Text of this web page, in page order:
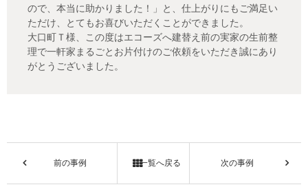
ので、本当に助かりました！」と、仕上がりにもご満足い
ただけ、とてもお喜びいただくことができました。
大口町Ｔ様、この度はエコーズへ建替え前の実家の生前整
理で一軒家まるごとお片付けのご依頼をいただき誠にあり
がとうございました。
前の事例 一覧へ戻る 次の事例